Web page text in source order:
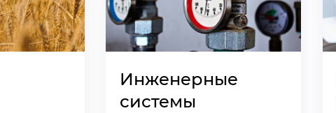
Инженерные
системы